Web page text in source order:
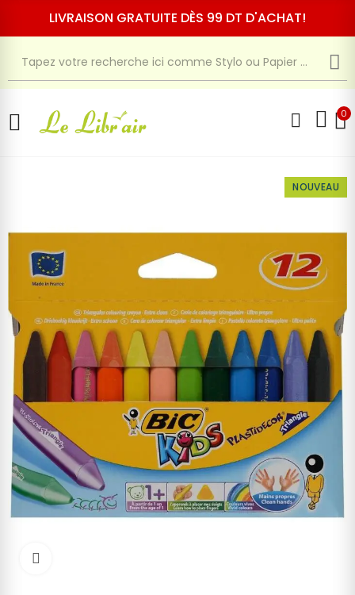
LIVRAISON GRATUITE DÈS 99 DT D'ACHAT!
0
NOUVEAU